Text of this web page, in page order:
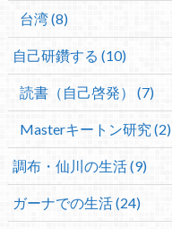
台湾 (8)
自己研鑽する (10)
読書（自己啓発） (7)
Masterキートン研究 (2)
調布・仙川の生活 (9)
ガーナでの生活 (24)